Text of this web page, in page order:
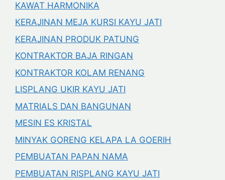
KAWAT HARMONIKA
KERAJINAN MEJA KURSI KAYU JATI
KERAJINAN PRODUK PATUNG
KONTRAKTOR BAJA RINGAN
KONTRAKTOR KOLAM RENANG
LISPLANG UKIR KAYU JATI
MATRIALS DAN BANGUNAN
MESIN ES KRISTAL
MINYAK GORENG KELAPA LA GOERIH
PEMBUATAN PAPAN NAMA
PEMBUATAN RISPLANG KAYU JATI